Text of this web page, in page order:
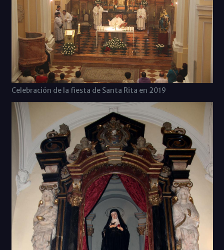
Celebración de la fiesta de Santa Rita en 2019